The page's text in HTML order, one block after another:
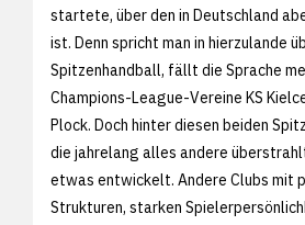
startete, über den in Deutschland
ist. Denn spricht man in hierzulande
Spitzenhandball, fällt die Sprache
Champions-League-Vereine KS
Plock. Doch hinter diesen beiden
die jahrelang alles andere
etwas entwickelt. Andere Clubs mit
Strukturen, starken